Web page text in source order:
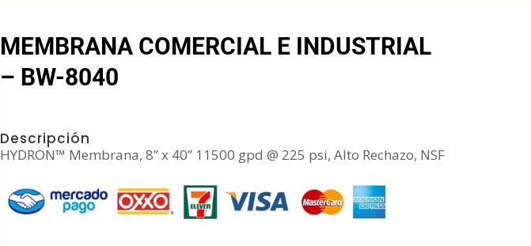
MEMBRANA COMERCIAL E INDUSTRIAL
– BW-8040
Descripción
HYDRON™ Membrana, 8” x 40” 11500 gpd @ 225 psi, Alto Rechazo, NSF